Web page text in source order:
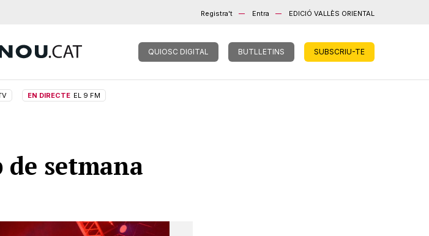
Registra't Entra EDICIÓ VALLÈS ORIENTAL
QUIOSC DIGITAL BUTLLETINS SUBSCRIU-TE
EN DIRECTE EL 9 FM
setmana